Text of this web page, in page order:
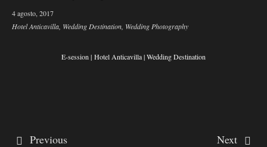
4 agosto, 2017
Hotel Anticavilla, Wedding Destination, Wedding Photography
E-session | Hotel Anticavilla | Wedding Destination
Previous Next